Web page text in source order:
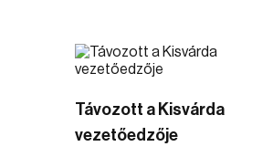
Távozott a Kisvárda
vezetőedzője